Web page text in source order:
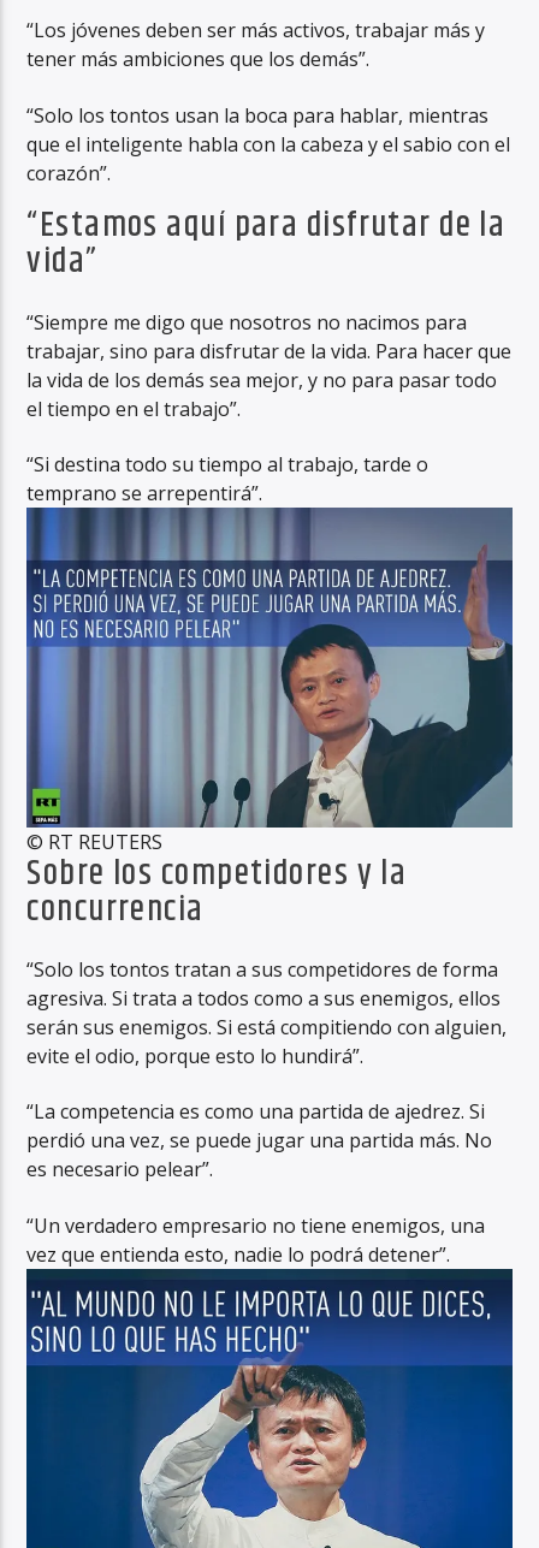
“Los jóvenes deben ser más activos, trabajar más y
tener más ambiciones que los demás”.
“Solo los tontos usan la boca para hablar, mientras
que el inteligente habla con la cabeza y el sabio con el
corazón”.
“Estamos aquí para disfrutar de la
vida”
“Siempre me digo que nosotros no nacimos para
trabajar, sino para disfrutar de la vida. Para hacer que
la vida de los demás sea mejor, y no para pasar todo
el tiempo en el trabajo”.
“Si destina todo su tiempo al trabajo, tarde o
temprano se arrepentirá”.
© RT REUTERS
Sobre los competidores y la
concurrencia
“Solo los tontos tratan a sus competidores de forma
agresiva. Si trata a todos como a sus enemigos, ellos
serán sus enemigos. Si está compitiendo con alguien,
evite el odio, porque esto lo hundirá”.
“La competencia es como una partida de ajedrez. Si
perdió una vez, se puede jugar una partida más. No
es necesario pelear”.
“Un verdadero empresario no tiene enemigos, una
vez que entienda esto, nadie lo podrá detener”.